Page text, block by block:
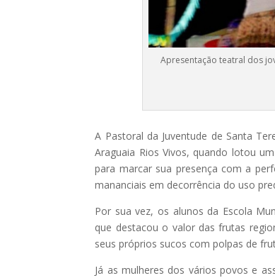
Apresentação teatral dos
A Pastoral da Juventude de Santa
Araguaia Rios Vivos, quando lotou
para marcar sua presença com a
mananciais em decorrência do uso
Por sua vez, os alunos da Escola
que destacou o valor das frutas
seus próprios sucos com polpas de
Já as mulheres dos vários povos e